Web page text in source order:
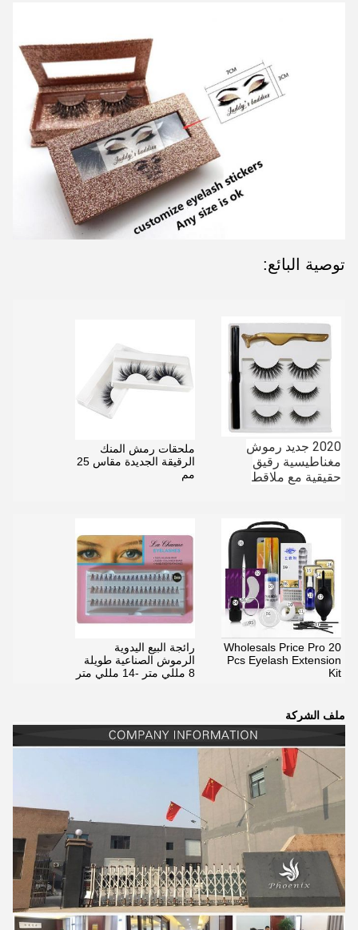
توصية البائع:
2020 جديد رموش
مغناطيسية رقيق
حقيقية مع ملاقط
ملحقات رمش المنك
الرقيقة الجديدة مقاس 25
مم
Wholesals Price Pro 20
Pcs Eyelash Extension
Kit
رائجة البيع اليدوية
الرموش الصناعية طويلة
8 مللي متر -14 مللي متر
ملف الشركة